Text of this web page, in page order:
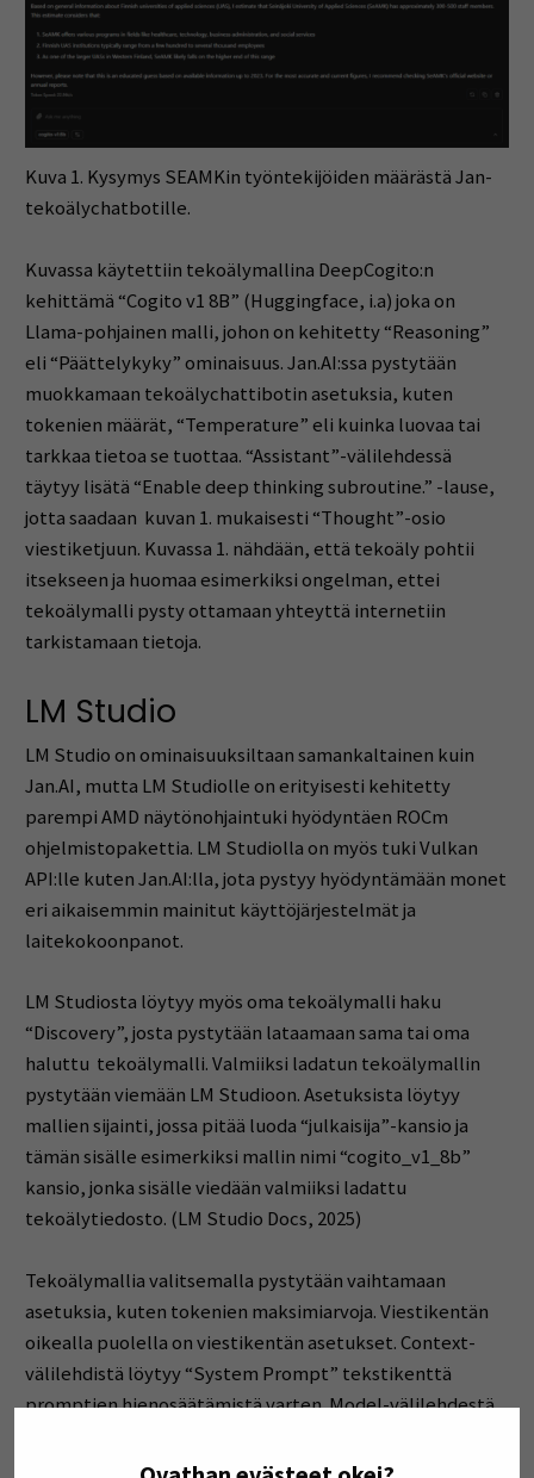
Kuva 1. Kysymys SEAMKin työntekijöiden määrästä Jan-
tekoälychatbotille.
Kuvassa käytettiin tekoälymallina DeepCogito:n
kehittämä “Cogito v1 8B” (Huggingface, i.a) joka on
Llama-pohjainen malli, johon on kehitetty “Reasoning”
eli “Päättelykyky” ominaisuus. Jan.AI:ssa pystytään
muokkamaan tekoälychattibotin asetuksia, kuten
tokenien määrät, “Temperature” eli kuinka luovaa tai
tarkkaa tietoa se tuottaa. “Assistant”-välilehdessä
täytyy lisätä “Enable deep thinking subroutine.” -lause,
jotta saadaan kuvan 1. mukaisesti “Thought”-osio
viestiketjuun. Kuvassa 1. nähdään, että tekoäly pohtii
itsekseen ja huomaa esimerkiksi ongelman, ettei
tekoälymalli pysty ottamaan yhteyttä internetiin
tarkistamaan tietoja.
LM Studio
LM Studio on ominaisuuksiltaan samankaltainen kuin
Jan.AI, mutta LM Studiolle on erityisesti kehitetty
parempi AMD näytönohjaintuki hyödyntäen ROCm
ohjelmistopakettia. LM Studiolla on myös tuki Vulkan
API:lle kuten Jan.AI:lla, jota pystyy hyödyntämään monet
eri aikaisemmin mainitut käyttöjärjestelmät ja
laitekokoonpanot.
LM Studiosta löytyy myös oma tekoälymalli haku
“Discovery”, josta pystytään lataamaan sama tai oma
haluttu tekoälymalli. Valmiiksi ladatun tekoälymallin
pystytään viemään LM Studioon. Asetuksista löytyy
mallien sijainti, jossa pitää luoda “julkaisija”-kansio ja
tämän sisälle esimerkiksi mallin nimi “cogito_v1_8b”
kansio, jonka sisälle viedään valmiiksi ladattu
tekoälytiedosto. (LM Studio Docs, 2025)
Tekoälymallia valitsemalla pystytään vaihtamaan
asetuksia, kuten tokenien maksimiarvoja. Viestikentän
oikealla puolella on viestikentän asetukset. Context-
välilehdistä löytyy “System Prompt” tekstikenttä
promptien hienosäätämistä varten. Model-välilehdestä
erilaisia tuloksia tekoälymallilta.